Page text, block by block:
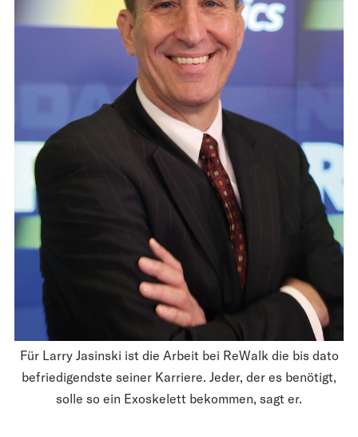
Für Larry Jasinski ist die Arbeit bei ReWalk die bis dato
befriedigendste seiner Karriere. Jeder, der es benötigt,
solle so ein Exoskelett bekommen, sagt er.